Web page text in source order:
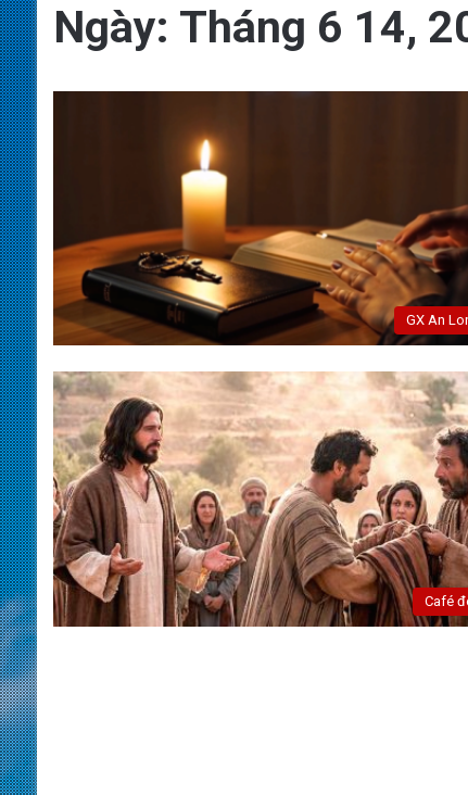
Ngày: Tháng 6 14,
GX An
Café